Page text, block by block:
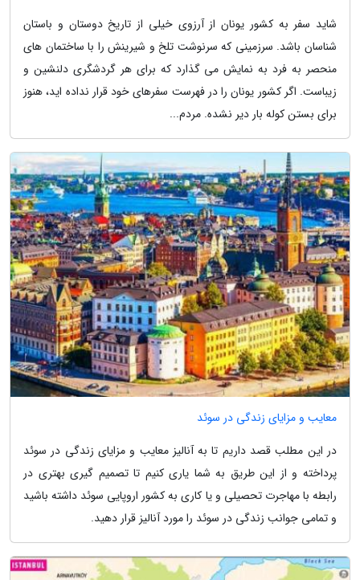
شاید سفر به کشور یونان از آرزوی خیلی از تاریخ دوستان و باستان
شناسان باشد. سرزمینی که سرنوشت تلخ و شیرینش را با ساختمان های
منحصر به فرد به نمایش می گذارد که برای هر گردشگری دلنشین و
زیباست. اگر کشور یونان را در فهرست سفرهای خود قرار نداده اید، هنوز
برای بستن کوله بار دیر نشده. مردم...
معایب و مزایای زندگی در سوئد
در این مطلب قصد داریم تا به آنالیز معایب و مزایای زندگی در سوئد
پرداخته و از این طریق به شما یاری کنیم تا تصمیم گیری بهتری در
رابطه با مهاجرت تحصیلی و یا کاری به کشور اروپایی سوئد داشته باشید
و تمامی جوانب زندگی در سوئد را مورد آنالیز قرار دهید.